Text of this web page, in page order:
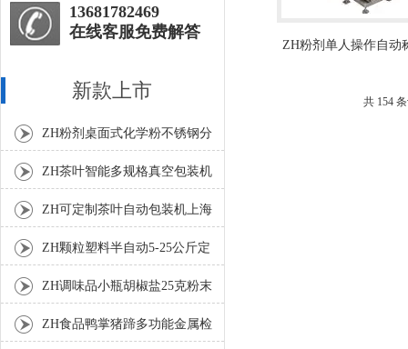
45kg参数13681782469
在线客服免费解答
新款上市
ZH粉剂桌面式化学粉不锈钢分
装机
ZH茶叶智能多规格真空包装机
上海厂家
ZH可定制茶叶自动包装机上海
厂家
ZH颗粒塑料半自动5-25公斤定
量包装机
ZH调味品小瓶胡椒盐25克粉末
灌装机
ZH食品鸭掌猪蹄多功能金属检
ZH粉剂单人操作自动
共 154